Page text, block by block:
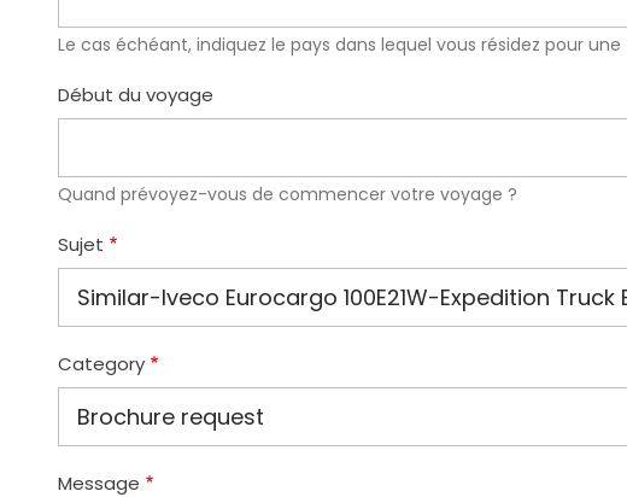
Le cas échéant, indiquez le pays dans lequel vous résidez pour
Début du voyage
Quand prévoyez-vous de commencer votre voyage ?
Sujet
Category
Message